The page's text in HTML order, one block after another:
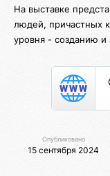
На выставке
людей, причастных
уровня - созданию
Опубликовано
15 сентября 2024